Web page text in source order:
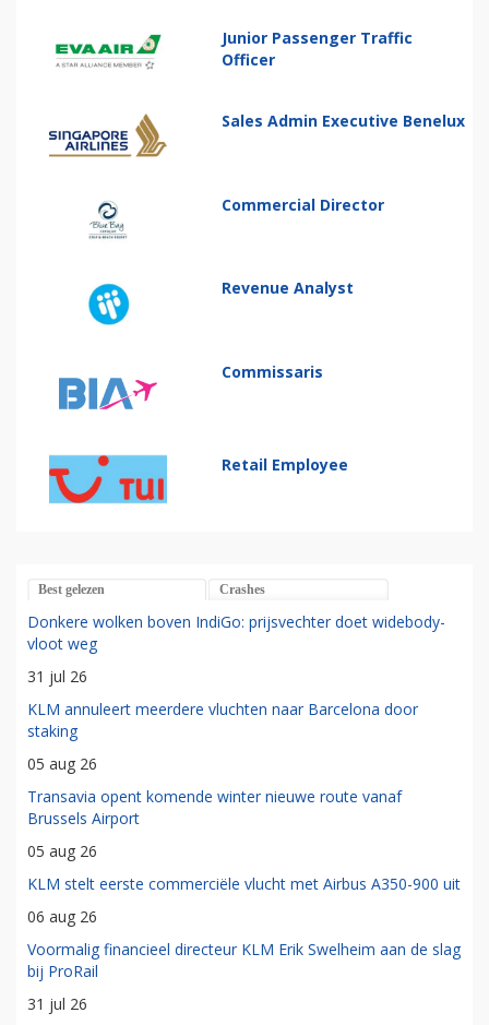
Junior Passenger Traffic
Officer
Sales Admin Executive Benelux
Commercial Director
Revenue Analyst
Commissaris
Retail Employee
Best gelezen Crashes
Donkere wolken boven IndiGo: prijsvechter doet widebody-
vloot weg
31 jul 26
KLM annuleert meerdere vluchten naar Barcelona door
staking
05 aug 26
Transavia opent komende winter nieuwe route vanaf
Brussels Airport
05 aug 26
KLM stelt eerste commerciële vlucht met Airbus A350-900 uit
06 aug 26
Voormalig financieel directeur KLM Erik Swelheim aan de slag
bij ProRail
31 jul 26